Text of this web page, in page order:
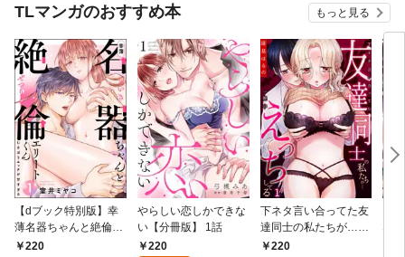
TLマンガのおすすめ本 もっと見る
【dブック特別版】幸
薄名器ちゃんと絶倫エ
リートくん むさぼりエ
220
やらしい恋しかできな
い【分冊版】 1話
220
下ネタ言い合ってた友
達同士の私たちが…一
晩中えっちしてる【TL
220
な